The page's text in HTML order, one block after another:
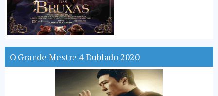
O Grande Mestre 4 Dublado 2020